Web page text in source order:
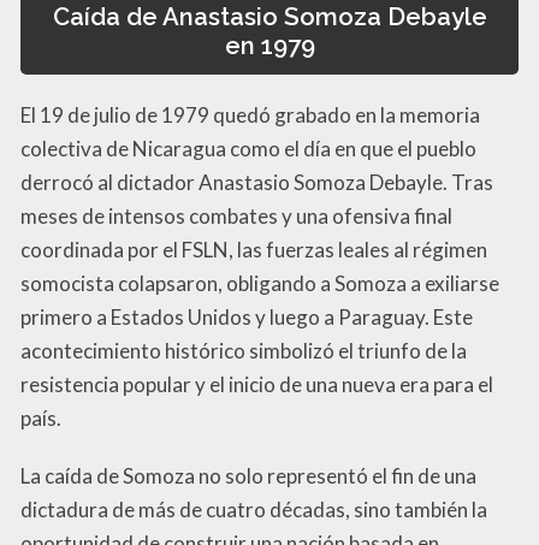
Caída de Anastasio Somoza Debayle
en 1979
El 19 de julio de 1979 quedó grabado en la memoria
colectiva de Nicaragua como el día en que el pueblo
derrocó al dictador Anastasio Somoza Debayle. Tras
meses de intensos combates y una ofensiva final
coordinada por el FSLN, las fuerzas leales al régimen
somocista colapsaron, obligando a Somoza a exiliarse
primero a Estados Unidos y luego a Paraguay. Este
acontecimiento histórico simbolizó el triunfo de la
resistencia popular y el inicio de una nueva era para el
país.
La caída de Somoza no solo representó el fin de una
dictadura de más de cuatro décadas, sino también la